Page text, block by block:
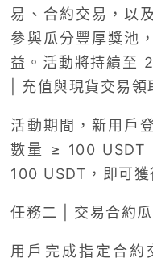
易、合約交易，以
參與瓜分豐厚獎池
益。活動將持續至
| 充值與現貨交易
活動期間，新用戶
數量 ≥ 100 USDT
100 USDT，即可
任務二 | 交易合約
用戶完成指定合約